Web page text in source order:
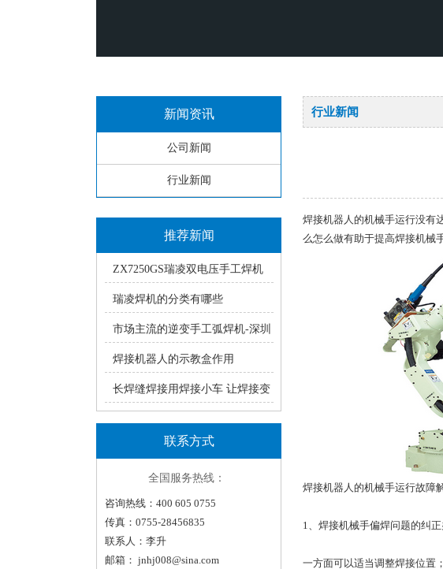
新闻资讯
公司新闻
行业新闻
推荐新闻
ZX7250GS瑞凌双电压手工焊机
使用中的常见疑问
瑞凌焊机的分类有哪些
市场主流的逆变手工弧焊机-深圳
瑞凌手工焊ZX7系统产品介绍
焊接机器人的示教盒作用
长焊缝焊接用焊接小车 让焊接变
轻松！（一）
联系方式
全国服务热线：
咨询热线：400 605 0755
传真：0755-28456835
联系人：李升
邮箱： jnhj008@sina.com
行业新闻
焊接机器人的机械手运行没有
么怎么做有助于提高焊接机械
焊接机器人的机械手运行故障
1、焊接机械手偏焊问题的纠
一方面可以适当调整焊接位置